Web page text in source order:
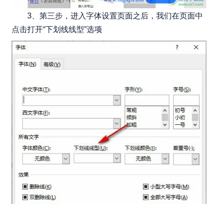
3、第三步，进入字体设置页面之后，我们在页面中
点击打开“下划线线型”选项